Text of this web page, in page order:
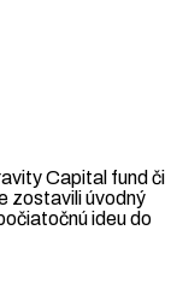
Capital fund či
zostavili úvodný
ideu do